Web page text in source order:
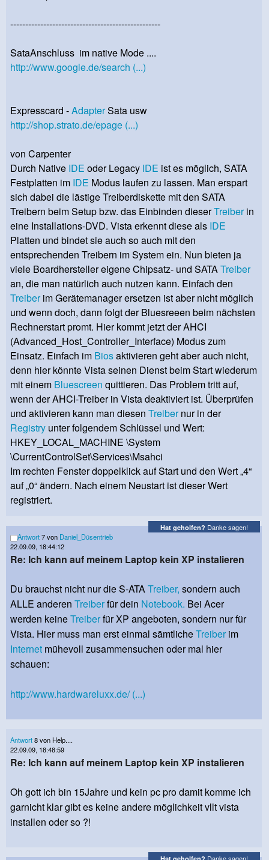
--------------------------------------------------
SataAnschluss im native Mode ....
http://www.google.de/search (...)
Expresscard -AdapterSata usw
http://shop.strato.de/epage (...)
von Carpenter
Durch Native IDE oder Legacy IDE ist es möglich, SATA
Festplatten im IDE Modus laufen zu lassen. Man erspart
sich dabei die lästige Treiberdiskette mit den SATA
Treibern beim Setup bzw. das Einbinden dieserTreiberin
eine Installations-DVD. Vista erkennt diese als IDE
Platten und bindet sie auch so auch mit den
entsprechenden Treibern im System ein. Nun bieten ja
viele Boardhersteller eigene Chipsatz- und SATATreiber
an, die man natürlich auch nutzen kann. Einfach den
Treiberim Gerätemanager ersetzen ist aber nicht möglich
und wenn doch, dann folgt der Bluesreeen beim nächsten
Rechnerstart promt. Hier kommt jetzt der AHCI
(Advanced_Host_Controller_Interface) Modus zum
Einsatz. Einfach im Biosaktivieren geht aber auch nicht,
denn hier könnte Vista seinen Dienst beim Start wiederum
mit einem Bluescreen quittieren. Das Problem tritt auf,
wenn der AHCI-Treiber in Vista deaktiviert ist. Überprüfen
und aktivieren kann man diesen Treibernur in der
Registry unter folgendem Schlüssel und Wert:
HKEY_LOCAL_MACHINE \System
\CurrentControlSet\Services\Msahci
Im rechten Fenster doppelklick auf Start und den Wert „4“
auf „0“ ändern. Nach einem Neustart ist dieser Wert
registriert.
Hat geholfen? Danke sagen!
Antwort7 von Daniel_Düsentrieb
22.09.09, 18:44:12
Re: Ich kann auf meinem Laptop kein XP instalieren
Du brauchst nicht nur die S-ATATreiber, sondern auch
ALLE anderen Treiberfür dein Notebook. Bei Acer
werden keineTreiberfür XP angeboten, sondern nur für
Vista. Hier muss man erst einmal sämtlicheTreiber im
Internet mühevoll zusammensuchen oder mal hier
schauen:
http://www.hardwareluxx.de/ (...)
Antwort8 von Help....
22.09.09, 18:48:59
Re: Ich kann auf meinem Laptop kein XP instalieren
Oh gott ich bin 15Jahre und kein pc pro damit komme ich
garnicht klar gibt es keine andere möglichkeit vllt vista
installen oder so ?!